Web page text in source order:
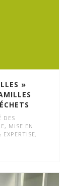
»
DES
, MISE EN
,